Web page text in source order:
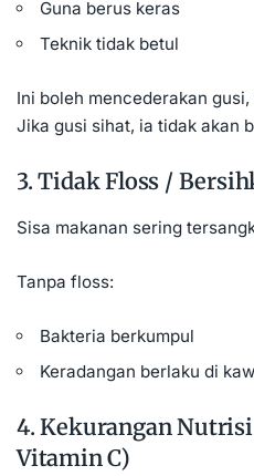
Guna berus keras
Teknik tidak betul
Ini boleh mencederakan
Jika gusi sihat, ia tidak akan
3. Tidak Floss /
Sisa makanan sering
Tanpa floss:
Bakteria berkumpul
Keradangan berlaku di
4. Kekurangan
Vitamin C)